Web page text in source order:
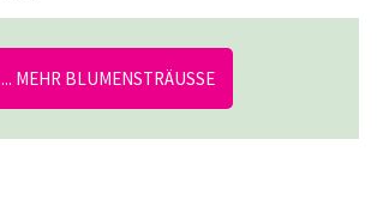
... MEHR BLUMENSTRÄUSSE